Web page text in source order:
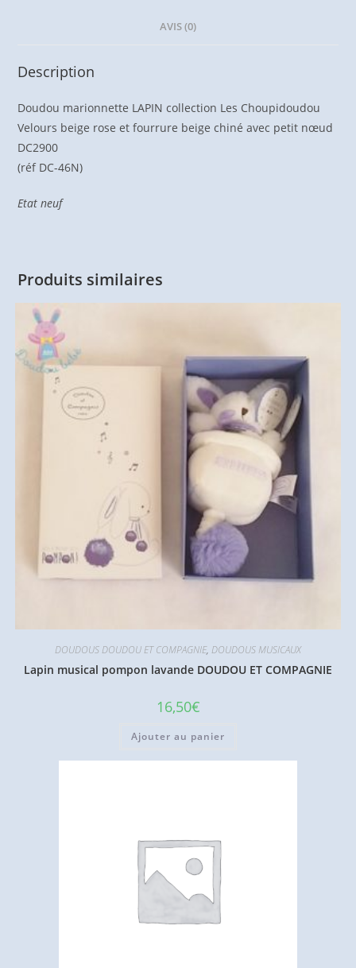
AVIS (0)
Description
Doudou marionnette LAPIN collection Les Choupidoudou
Velours beige rose et fourrure beige chiné avec petit nœud
DC2900
(réf DC-46N)
Etat neuf
Produits similaires
DOUDOUS DOUDOU ET COMPAGNIE, DOUDOUS MUSICAUX
Lapin musical pompon lavande DOUDOU ET COMPAGNIE
16,50€
Ajouter au panier